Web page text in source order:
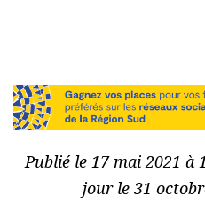
Publié le 17 mai 2021 à
jour le 31